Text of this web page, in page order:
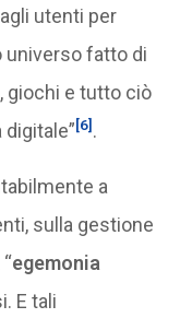
utenti per
universo fatto di
giochi e tutto ciò
[6] .
a
sulla gestione
egemonia
E tali